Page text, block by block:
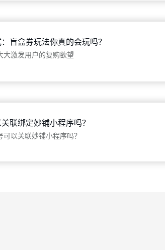
盲盒券玩法你真的会玩吗？
大激发用户的复购欲望
联绑定妙铺小程序吗？
可以关联妙铺小程序吗？